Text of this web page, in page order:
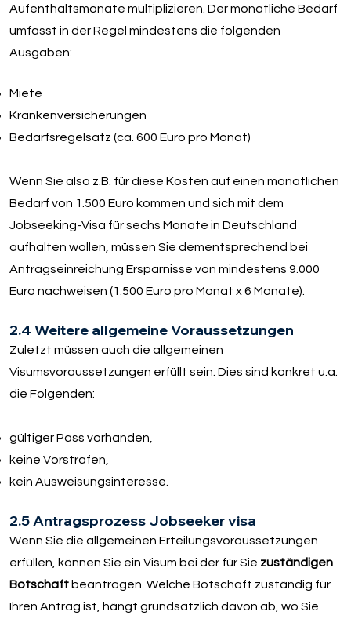
Aufenthaltsmonate multiplizieren. Der monatliche Bedarf
umfasst in der Regel mindestens die folgenden
Ausgaben:
Miete
Krankenversicherungen
Bedarfsregelsatz (ca. 600 Euro pro Monat)
Wenn Sie also z.B. für diese Kosten auf einen monatlichen
Bedarf von 1.500 Euro kommen und sich mit dem
Jobseeking-Visa für sechs Monate in Deutschland
aufhalten wollen, müssen Sie dementsprechend bei
Antragseinreichung Ersparnisse von mindestens 9.000
Euro nachweisen (1.500 Euro pro Monat x 6 Monate).
2.4 Weitere allgemeine Voraussetzungen
Zuletzt müssen auch die allgemeinen
Visumsvoraussetzungen erfüllt sein. Dies sind konkret u.a.
die Folgenden:
gültiger Pass vorhanden,
keine Vorstrafen,
kein Ausweisungsinteresse.
2.5 Antragsprozess Jobseeker visa
Wenn Sie die allgemeinen Erteilungsvoraussetzungen
erfüllen, können Sie ein Visum bei der für Sie zuständigen
Botschaftbeantragen. Welche Botschaft zuständig für
Ihren Antrag ist, hängt grundsätzlich davon ab, wo Sie